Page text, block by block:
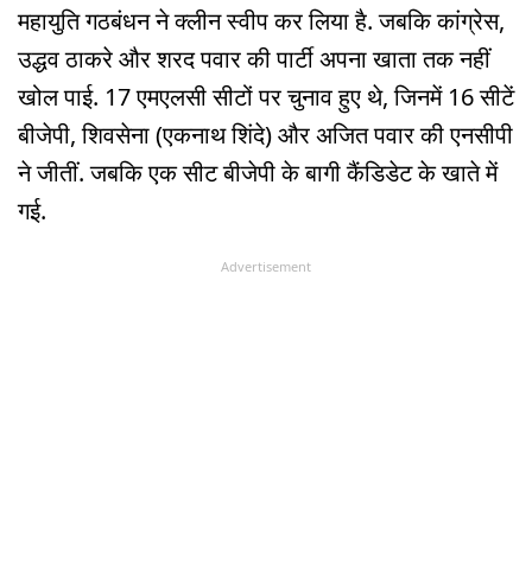
महायुति गठबंधन ने क्लीन स्वीप कर लिया है. जबकि कांग्रेस,
उद्धव ठाकरे और शरद पवार की पार्टी अपना खाता तक नहीं
खोल पाई. 17 एमएलसी सीटों पर चुनाव हुए थे, जिनमें 16 सीटें
बीजेपी, शिवसेना (एकनाथ शिंदे) और अजित पवार की एनसीपी
ने जीतीं. जबकि एक सीट बीजेपी के बागी कैंडिडेट के खाते में
गई.
Advertisement